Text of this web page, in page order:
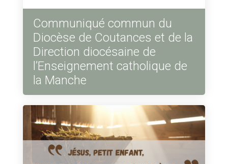
Communiqué commun du
Diocèse de Coutances et de la
Direction diocésaine de
l’Enseignement catholique de
la Manche